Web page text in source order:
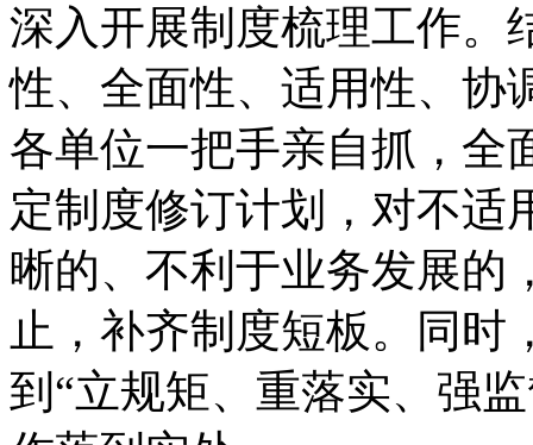
深入开展制度梳理工作。
性、全面性、适用性、协
各单位一把手亲自抓，全
定制度修订计划，对不适
晰的、不利于业务发展的
止，补齐制度短板。同时
到“立规矩、重落实、强